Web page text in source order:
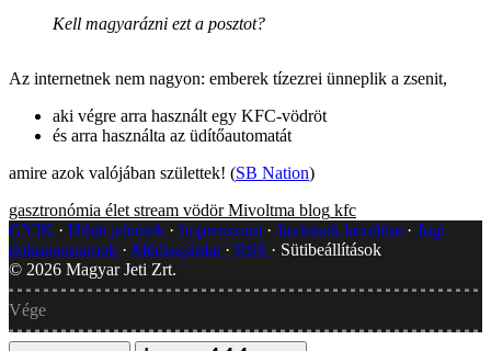
Kell magyarázni ezt a posztot?
Az internetnek nem nagyon: emberek tízezrei ünneplik a zsenit,
aki végre arra használt egy KFC-vödröt
és arra használta az üdítőautomatát
amire azok valójában születtek! (SB Nation)
gasztronómia élet stream vödör Mivoltma blog kfc
GYIK
Hibát jelentek Impresszum Javítások kezelése
Jogi
dokumentumok
Médiaajánlat RSS
Sütibeállítások
© 2026 Magyar Jeti Zrt.
Vége